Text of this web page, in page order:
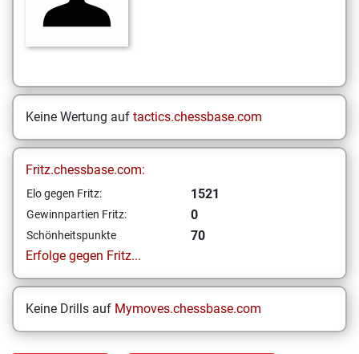
Keine Wertung auf tactics.chessbase.com
Fritz.chessbase.com:
Elo gegen Fritz: 1521
Gewinnpartien Fritz: 0
Schönheitspunkte
70
Erfolge gegen Fritz...
Keine Drills auf Mymoves.chessbase.com